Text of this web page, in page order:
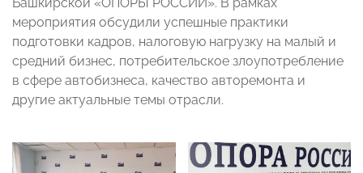
мероприятия обсудили успешные практики
подготовки кадров, налоговую нагрузку на малый и
средний бизнес, потребительское злоупотребление
в сфере автобизнеса, качество авторемонта и
другие актуальные темы отрасли.